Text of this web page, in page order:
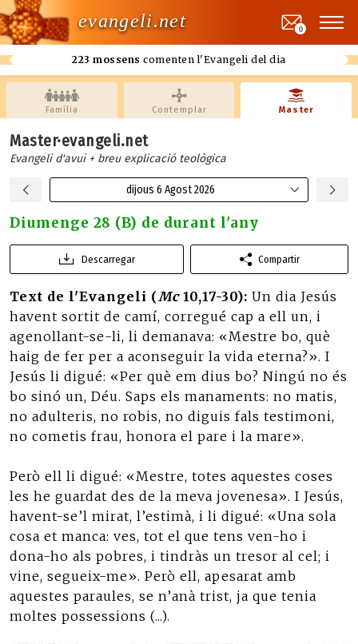
evangeli.net
223 mossens comenten l'Evangeli del dia
0
Família Contemplar Master
Master·evangeli.net
Evangeli d'avui + breu explicació teològica
dijous 6 Agost 2026
Diumenge 28 (B) de durant l'any
Descarregar Compartir
Text de l'Evangeli (Mc10,17-30): Un dia Jesús
havent sortit de camí, corregué cap a ell un, i
agenollant-se-li, li demanava: «Mestre bo, què
haig de fer per a aconseguir la vida eterna?». I
Jesús li digué: «Per què em dius bo? Ningú no és
bo sinó un, Déu. Saps els manaments: no matis,
no adulteris, no robis, no diguis fals testimoni,
no cometis frau, honora el pare i la mare».
Però ell li digué: «Mestre, totes aquestes coses
les he guardat des de la meva jovenesa». I Jesús,
havent-se’l mirat, l’estimà, i li digué: «Una sola
cosa et manca: ves, tot el que tens ven-ho i
dona-ho als pobres, i tindràs un tresor al cel; i
vine, segueix-me». Però ell, apesarat amb
aquestes paraules, se n’anà trist, ja que tenia
moltes possessions (...).